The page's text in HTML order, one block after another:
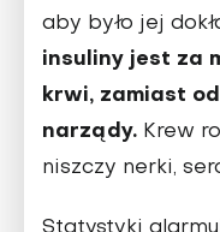
aby było jej
insuliny jest za
krwi, zamiast
narządy. Krew
niszczy nerki,